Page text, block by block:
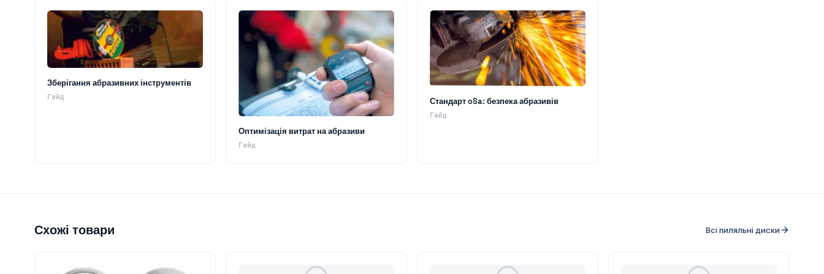
Зберігання абразивних інструментів
Гайд
Оптимізація витрат на абразиви
Гайд
Стандарт oSa: безпека абразивів
Гайд
Схожі товари Всі пиляльні диски